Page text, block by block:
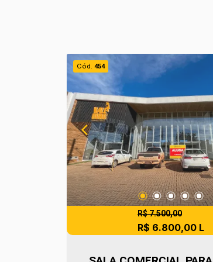
Cód. 454
R$ 7.500,00
R$ 6.800,00 L